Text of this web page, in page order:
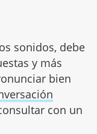
sonidos, debe
y más
bien
con un